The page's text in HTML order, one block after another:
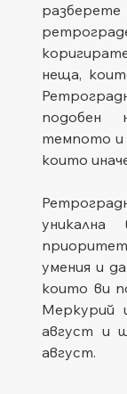
неща,
подобен
темпото и
които
уникална
умения и
които ви
Меркурий
август и
август.